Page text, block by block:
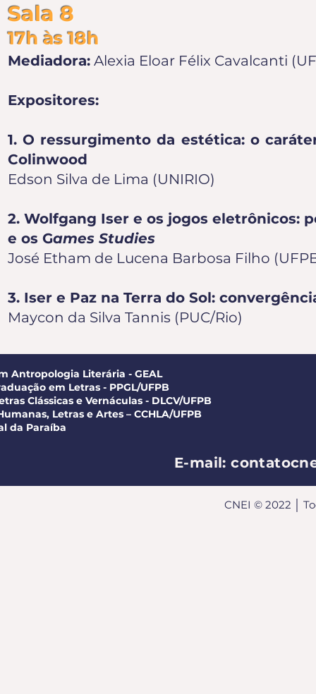
Sala 8
17h às 18h
Mediadora: Alexia Eloar Félix Cavalcanti
Expositores:
1. O ressurgimento da estética: o
Colinwood
Edson Silva de Lima (UNIRIO)
2. Wolfgang Iser e os jogos eletrônicos:
e os Games Studies
José Etham de Lucena Barbosa Filho
3. Iser e Paz na Terra do Sol:
Maycon da Silva Tannis (PUC/Rio)
Antropologia Literária - GEAL
em Letras - PPGL/UFPB
Clássicas e Vernáculas - DLCV/UFPB
Letras e Artes – CCHLA/UFPB
da Paraíba
E-mail:
CNEI © 2022 │